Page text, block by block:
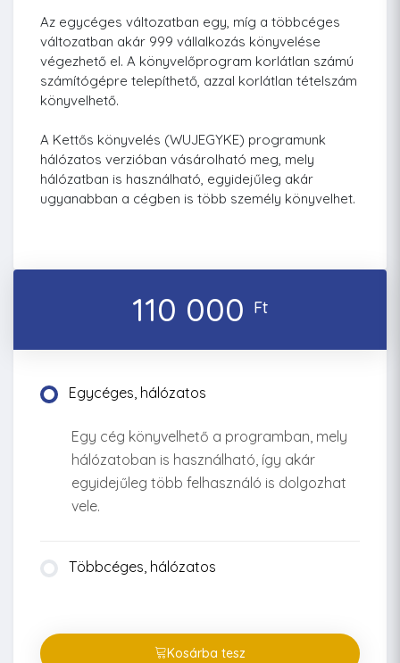
Az egycéges változatban egy, míg a többcéges
változatban akár 999 vállalkozás könyvelése
végezhető el. A könyvelőprogram korlátlan számú
számítógépre telepíthető, azzal korlátlan tételszám
könyvelhető.
A Kettős könyvelés (WUJEGYKE) programunk
hálózatos verzióban vásárolható meg, mely
hálózatban is használható, egyidejűleg akár
ugyanabban a cégben is több személy könyvelhet.
110 000 Ft
Egycéges, hálózatos
Egy cég könyvelhető a programban, mely
hálózatoban is használható, így akár
egyidejűleg több felhasználó is dolgozhat
vele.
Többcéges, hálózatos
Kosárba tesz